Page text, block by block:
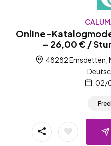
Online-
– 26,00 € /
48282 Emsdetten,
02/